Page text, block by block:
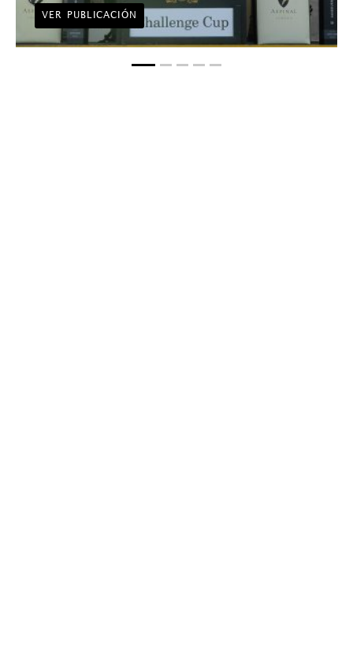
VER PUBLICACIÓN